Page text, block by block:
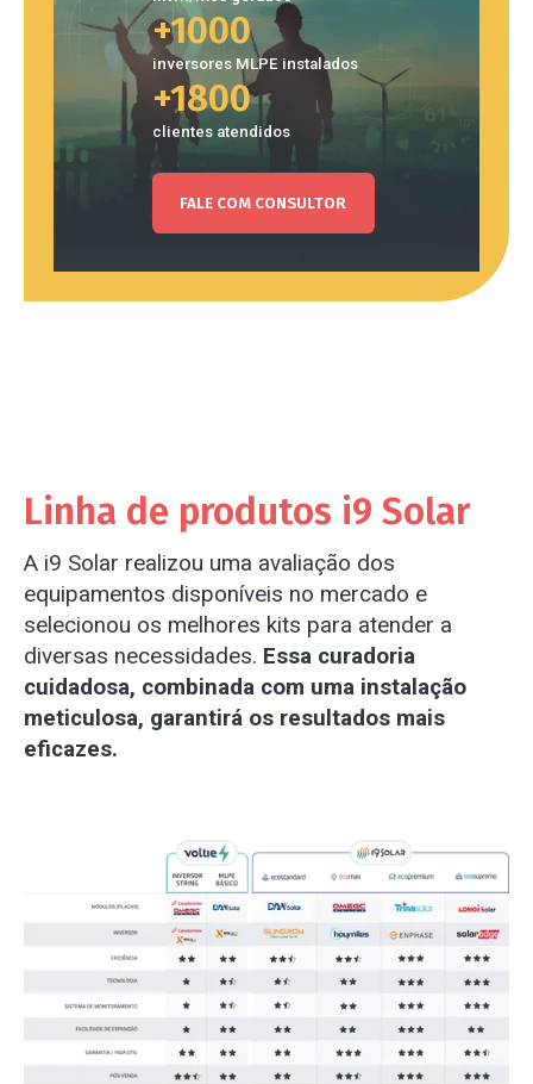
+1000
inversores MLPE instalados
+1800
clientes atendidos
FALE COM CONSULTOR
Linha de produtos i9 Solar
A i9 Solar realizou uma avaliação dos
equipamentos disponíveis no mercado e
selecionou os melhores kits para atender a
diversas necessidades. Essa curadoria
cuidadosa, combinada com uma instalação
meticulosa, garantirá os resultados mais
eficazes.